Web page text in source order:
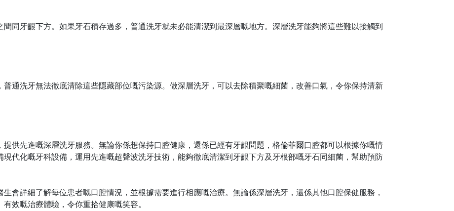
同牙齦下方。如果牙石積存過多，普通洗牙就未必能清潔到最深層嘅地方。深層洗牙能夠將這些難以接觸到
通洗牙無法徹底清除這些隱藏部位嘅污染源。做深層洗牙，可以去除積聚嘅細菌，改善口氣，令你保持清新
提供先進嘅深層洗牙服務。無論你係想保持口腔健康，還係已經有牙齦問題，格倫菲爾口腔都可以根據你嘅情
現代化嘅牙科設備，運用先進嘅超聲波洗牙技術，能夠徹底清潔到牙齦下方及牙根部嘅牙石同細菌，幫助預防
生會詳細了解每位患者嘅口腔情況，並根據需要進行相應嘅治療。無論係深層洗牙，還係其他口腔保健服務，
有效嘅治療體驗，令你重拾健康嘅笑容。